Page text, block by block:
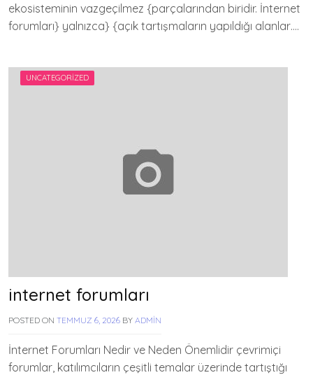
ekosisteminin vazgeçilmez {parçalarından biridir. İnternet
forumları} yalnızca} {açık tartışmaların yapıldığı alanlar….
UNCATEGORIZED
internet forumları
POSTED ON TEMMUZ 6, 2026 BY ADMIN
İnternet Forumları Nedir ve Neden Önemlidir çevrimiçi
forumlar, katılımcıların çeşitli temalar üzerinde tartıştığı